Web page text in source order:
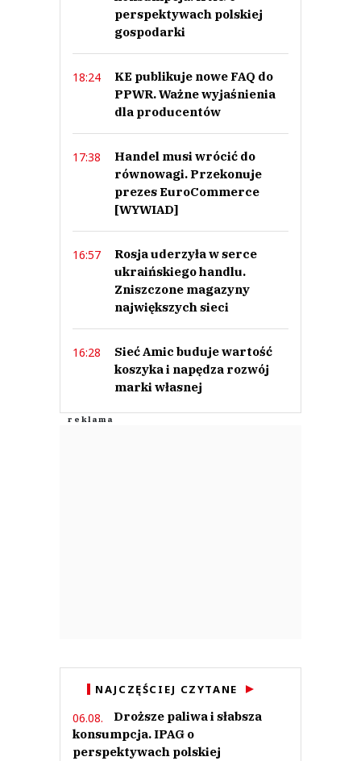
perspektywach polskiej
gospodarki
18:24
KE publikuje nowe FAQ do
PPWR. Ważne wyjaśnienia
dla producentów
17:38
Handel musi wrócić do
równowagi. Przekonuje
prezes EuroCommerce
[WYWIAD]
16:57
Rosja uderzyła w serce
ukraińskiego handlu.
Zniszczone magazyny
największych sieci
16:28
Sieć Amic buduje wartość
koszyka i napędza rozwój
marki własnej
NAJCZĘŚCIEJ CZYTANE
06.08.
Droższe paliwa i słabsza
konsumpcja. IPAG o
perspektywach polskiej